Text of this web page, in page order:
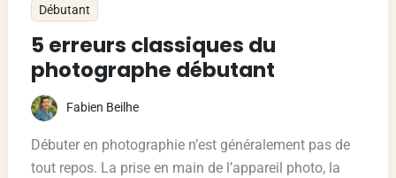
Débutant
5 erreurs classiques du
photographe débutant
Fabien Beilhe
Débuter en photographie n’est généralement pas de
tout repos. La prise en main de l’appareil photo, la